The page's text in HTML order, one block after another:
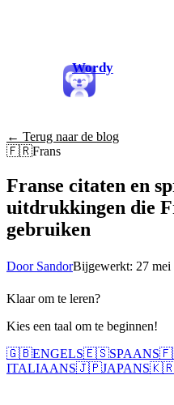
Wordy
← Terug naar de blog
🇫🇷Frans
Franse citaten en
uitdrukkingen die
gebruiken
Door SandorBijgewerkt: 27 mei
Klaar om te leren?
Kies een taal om te beginnen!
🇬🇧ENGELS🇪🇸SPAANS
ITALIAANS🇯🇵JAPANS